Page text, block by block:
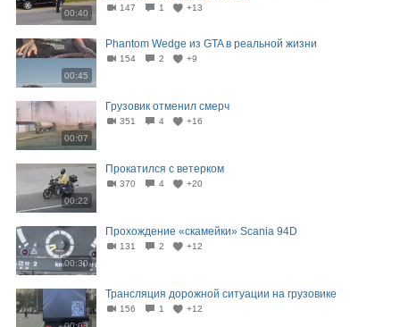
00:40
147 1 +13
00:45
Phantom Wedge из GTA в реальной жизни
154 2 +9
00:07
Грузовик отменил смерч
351 4 +16
00:22
Прокатился с ветерком
370 4 +20
00:30
Прохождение «скамейки» Scania 94D
131 2 +12
Трансляция дорожной ситуации на грузовике
156 1 +12